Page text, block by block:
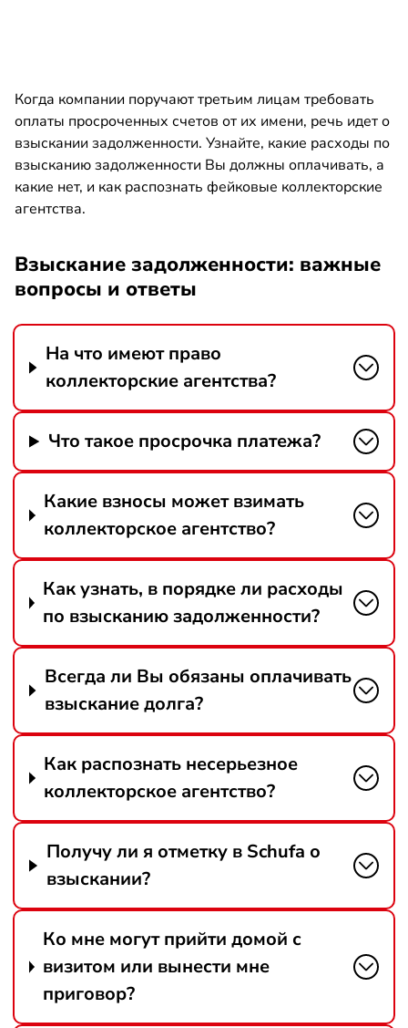
Когда компании поручают третьим лицам требовать
оплаты просроченных счетов от их имени, речь идет о
взыскании задолженности. Узнайте, какие расходы по
взысканию задолженности Вы должны оплачивать, а
какие нет, и как распознать фейковые коллекторские
агентства.
Взыскание задолженности: важные
вопросы и ответы
На что имеют право
коллекторские агентства?
Что такое просрочка платежа?
Какие взносы может взимать
коллекторское агентство?
Как узнать, в порядке ли расходы
по взысканию задолженности?
Всегда ли Вы обязаны оплачивать
взыскание долга?
Как распознать несерьезное
коллекторское агентство?
Получу ли я отметку в Schufa о
взыскании?
Ко мне могут прийти домой с
визитом или вынести мне
приговор?